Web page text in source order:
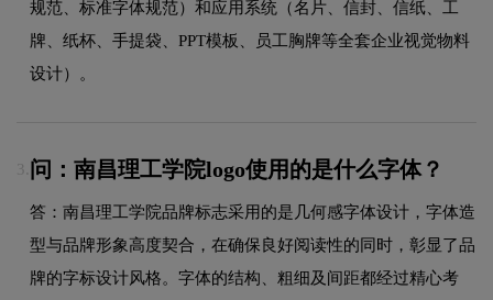
规范、标准字体规范）和应用系统（名片、信封、信纸、工
牌、纸杯、手提袋、PPT模板、员工胸牌等全套企业视觉物料
设计）。
3. 问：南昌理工学院logo使用的是什么字体？
答：南昌理工学院品牌标志采用的是几何感字体设计，字体造
型与品牌形象高度契合，在确保良好阅读性的同时，彰显了品
牌的字标设计风格。字体的结构、粗细及间距都经过精心考